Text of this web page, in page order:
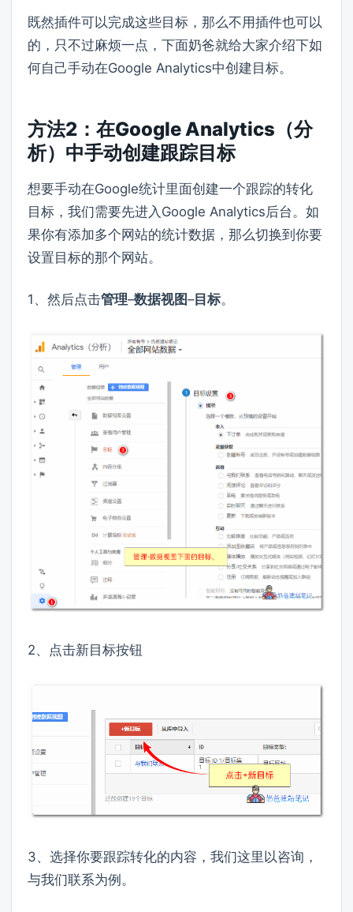
既然插件可以完成这些目标，那么不用插件也可以
的，只不过麻烦一点，下面奶爸就给大家介绍下如
何自己手动在Google Analytics中创建目标。
方法2：在Google Analytics（分
析）中手动创建跟踪目标
想要手动在Google统计里面创建一个跟踪的转化
目标，我们需要先进入Google Analytics后台。如
果你有添加多个网站的统计数据，那么切换到你要
设置目标的那个网站。
1、然后点击管理–数据视图–目标。
2、点击新目标按钮
3、选择你要跟踪转化的内容，我们这里以咨询，
与我们联系为例。